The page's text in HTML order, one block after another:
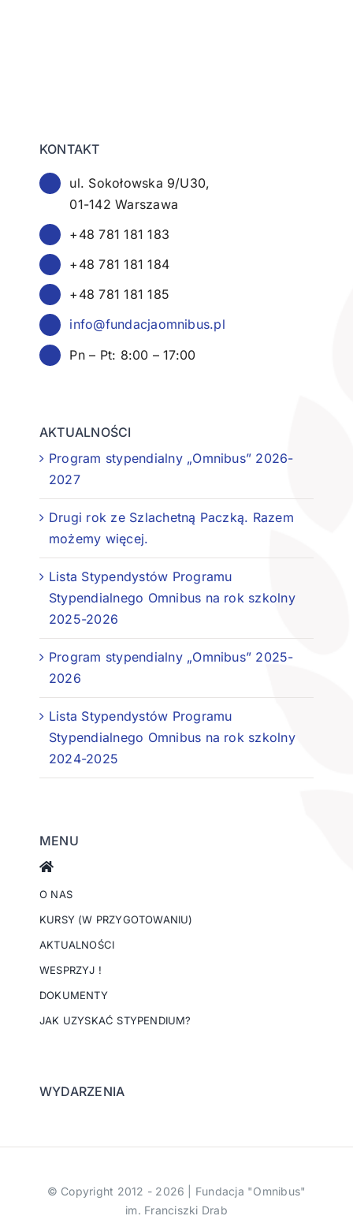
KONTAKT
ul. Sokołowska 9/U30,
01-142 Warszawa
+48 781 181 183
+48 781 181 184
+48 781 181 185
info@fundacjaomnibus.pl
Pn – Pt: 8:00 – 17:00
AKTUALNOŚCI
Program stypendialny „Omnibus” 2026-
2027
Drugi rok ze Szlachetną Paczką. Razem
możemy więcej.
Lista Stypendystów Programu
Stypendialnego Omnibus na rok szkolny
2025-2026
Program stypendialny „Omnibus” 2025-
2026
Lista Stypendystów Programu
Stypendialnego Omnibus na rok szkolny
2024-2025
MENU
O NAS
KURSY (W PRZYGOTOWANIU)
AKTUALNOŚCI
WESPRZYJ !
DOKUMENTY
JAK UZYSKAĆ STYPENDIUM?
WYDARZENIA
© Copyright 2012 - 2026 | Fundacja "Omnibus"
im. Franciszki Drab